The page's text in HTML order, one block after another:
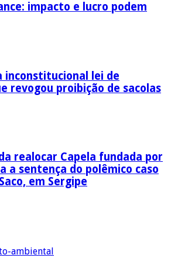
impacto e lucro podem
inconstitucional lei de
revogou proibição de sacolas
realocar Capela fundada por
a sentença do polêmico caso
em Sergipe